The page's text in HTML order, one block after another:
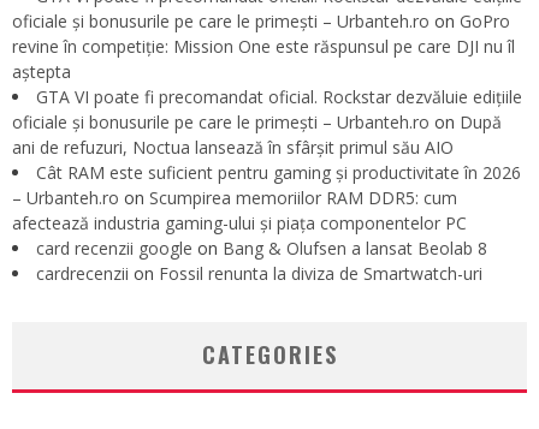
oficiale și bonusurile pe care le primești – Urbanteh.ro on GoPro
revine în competiție: Mission One este răspunsul pe care DJI nu îl
aștepta
GTA VI poate fi precomandat oficial. Rockstar dezvăluie edițiile
oficiale și bonusurile pe care le primești – Urbanteh.ro on După
ani de refuzuri, Noctua lansează în sfârșit primul său AIO
Cât RAM este suficient pentru gaming și productivitate în 2026
– Urbanteh.ro on Scumpirea memoriilor RAM DDR5: cum
afectează industria gaming-ului și piața componentelor PC
card recenzii google on Bang & Olufsen a lansat Beolab 8
cardrecenzii on Fossil renunta la diviza de Smartwatch-uri
CATEGORIES